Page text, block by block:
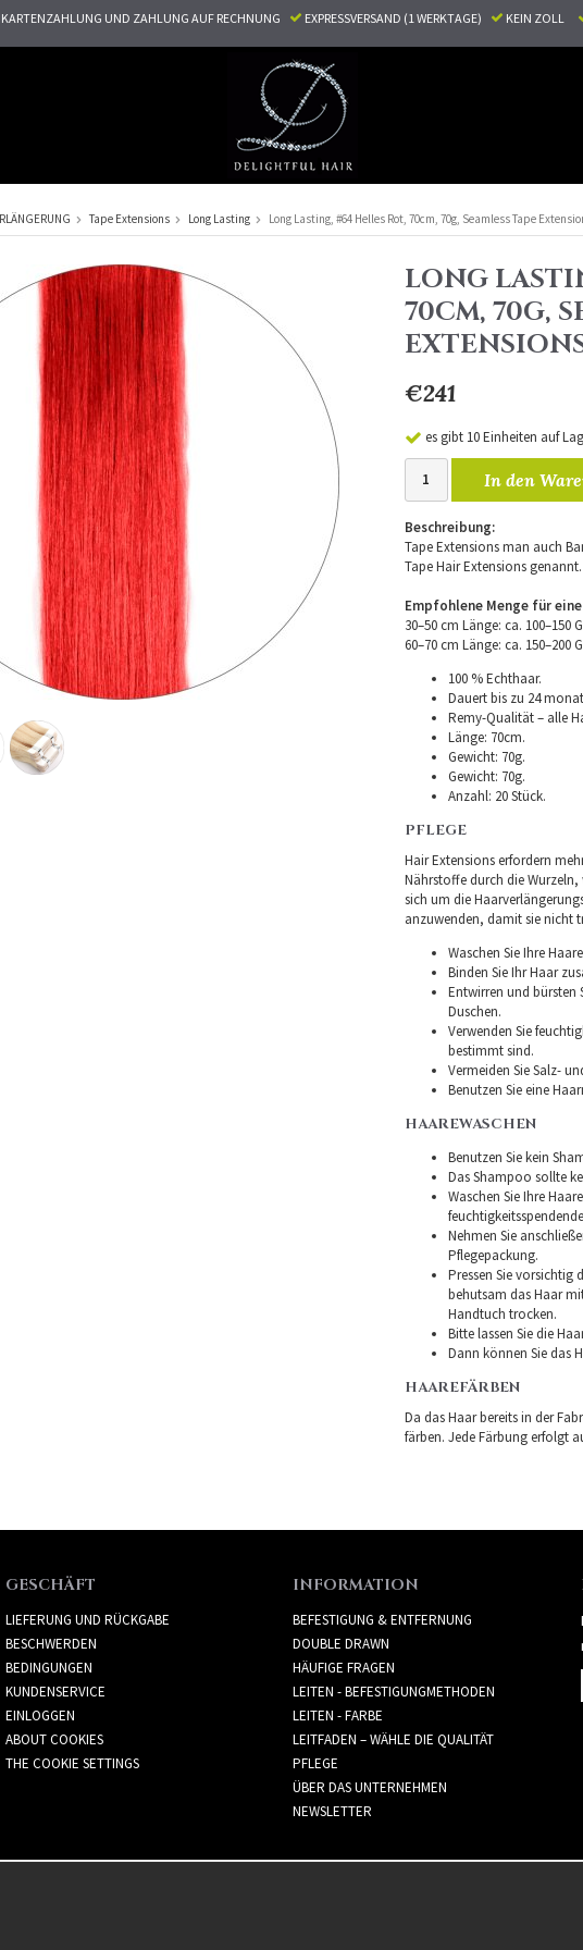
KARTENZAHLUNG UND ZAHLUNG AUF RECHNUNG EXPRESSVERSAND (1 WERKTAGE) KEIN ZOLL
Tape Extensions Long Lasting Long Lasting, #64 Helles Rot, 70cm, 70g, Seamless Tape
LONG
70CM, 70G,
€241
es gibt 10 Einheiten auf
In den
Beschreibung:
Tape Extensions man auch
Tape Hair Extensions genannt.
Empfohlene Menge für
30–50 cm Länge: ca. 100–150
60–70 cm Länge: ca. 150–200
100 % Echthaar.
Dauert bis zu 24
Remy-Qualität – alle
Länge: 70cm.
Gewicht: 70g.
Gewicht: 70g.
Anzahl: 20 Stück.
PFLEGE
Hair Extensions erfordern
Nährstoffe durch die
sich um die
anzuwenden, damit sie nicht
Waschen Sie Ihre
Binden Sie Ihr Haar
Entwirren und bürsten
Duschen.
Verwenden Sie
bestimmt sind.
Vermeiden Sie Salz-
Benutzen Sie eine
HAAREWASCHEN
Benutzen Sie kein
Das Shampoo sollte
Waschen Sie Ihre
Nehmen Sie
Pflegepackung.
Pressen Sie vorsichtig
behutsam das Haar
Handtuch trocken.
Bitte lassen Sie die
Dann können Sie das
HAAREFÄRBEN
Da das Haar bereits in der
färben. Jede Färbung erfolgt
GESCHÄFT
LIEFERUNG UND RÜCKGABE
BESCHWERDEN
BEDINGUNGEN
KUNDENSERVICE
EINLOGGEN
ABOUT COOKIES
THE COOKIE SETTINGS
INFORMATION
BEFESTIGUNG & ENTFERNUNG
DOUBLE DRAWN
HÄUFIGE FRAGEN
LEITEN - BEFESTIGUNGMETHODEN
LEITEN - FARBE
LEITFADEN – WÄHLE DIE QUALITÄT
PFLEGE
ÜBER DAS UNTERNEHMEN
NEWSLETTER